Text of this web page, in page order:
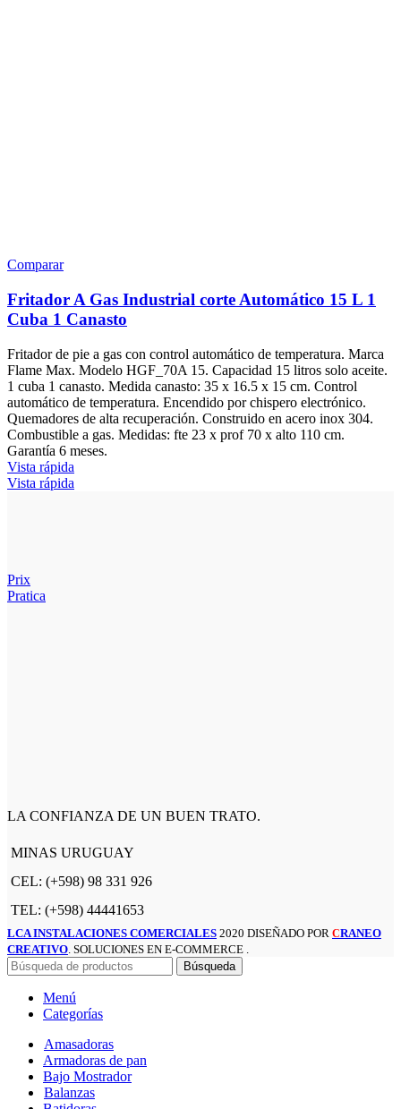
Comparar
Fritador A Gas Industrial corte Automático 15 L 1
Cuba 1 Canasto
Fritador de pie a gas con control automático de temperatura. Marca
Flame Max. Modelo HGF_70A 15. Capacidad 15 litros solo aceite.
1 cuba 1 canasto. Medida canasto: 35 x 16.5 x 15 cm. Control
automático de temperatura. Encendido por chispero electrónico.
Quemadores de alta recuperación. Construido en acero inox 304.
Combustible a gas. Medidas: fte 23 x prof 70 x alto 110 cm.
Garantía 6 meses.
Vista rápida
Vista rápida
Prix
Pratica
LA CONFIANZA DE UN BUEN TRATO.
MINAS URUGUAY
CEL: (+598) 98 331 926
TEL: (+598) 44441653
LCA INSTALACIONES COMERCIALES 2020 DISEÑADO POR CRANEO
CREATIVO . SOLUCIONES EN E-COMMERCE .
Búsqueda
Menú
Categorías
Amasadoras
Armadoras de pan
Bajo Mostrador
Balanzas